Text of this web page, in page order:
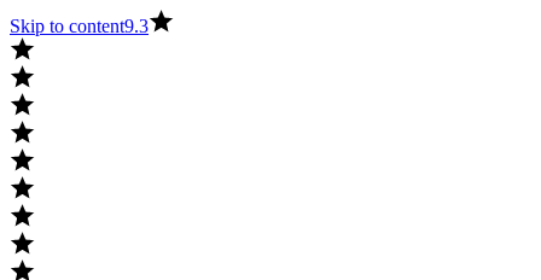
Skip to content9.3